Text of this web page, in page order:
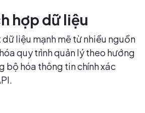
hợp dữ liệu
liệu mạnh mẽ từ nhiều nguồn
quy trình quản lý theo hướng
bộ hóa thông tin chính xác